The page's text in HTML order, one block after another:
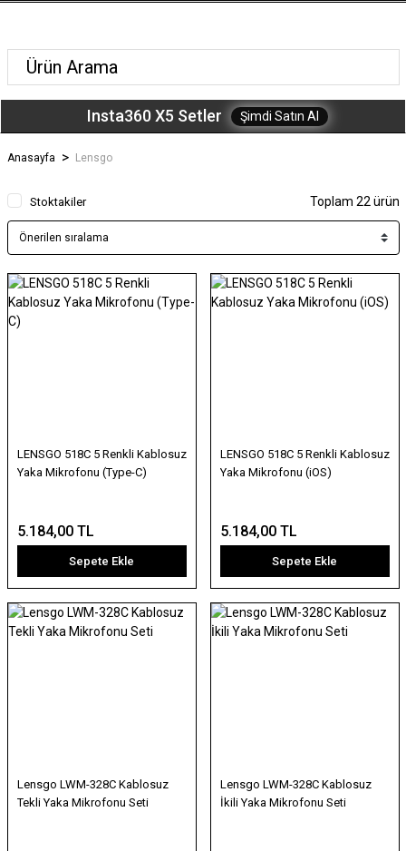
Insta360 X5 Setler Şimdi Satın Al
Anasayfa Lensgo
Stoktakiler Toplam 22 ürün
LENSGO 518C 5 Renkli Kablosuz
Yaka Mikrofonu (Type-C)
5.184,00 TL
Sepete Ekle
LENSGO 518C 5 Renkli Kablosuz
Yaka Mikrofonu (iOS)
5.184,00 TL
Sepete Ekle
Lensgo LWM-328C Kablosuz
Tekli Yaka Mikrofonu Seti
Lensgo LWM-328C Kablosuz
İkili Yaka Mikrofonu Seti